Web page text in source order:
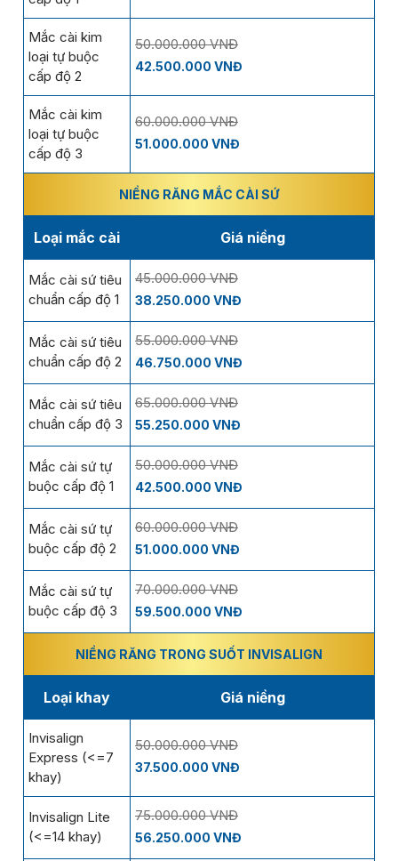
Mắc cài kim
loại tự buộc
cấp độ 2
50.000.000 VNĐ
42.500.000 VNĐ
Mắc cài kim
loại tự buộc
cấp độ 3
60.000.000 VNĐ
51.000.000 VNĐ
NIỀNG RĂNG MẮC CÀI SỨ
Loại mắc cài Giá niềng
Mắc cài sứ tiêu
chuẩn cấp độ 1
45.000.000 VNĐ
38.250.000 VNĐ
Mắc cài sứ tiêu
chuẩn cấp độ 2
55.000.000 VNĐ
46.750.000 VNĐ
Mắc cài sứ tiêu
chuẩn cấp độ 3
65.000.000 VNĐ
55.250.000 VNĐ
Mắc cài sứ tự
buộc cấp độ 1
50.000.000 VNĐ
42.500.000 VNĐ
Mắc cài sứ tự
buộc cấp độ 2
60.000.000 VNĐ
51.000.000 VNĐ
Mắc cài sứ tự
buộc cấp độ 3
70.000.000 VNĐ
59.500.000 VNĐ
NIỀNG RĂNG TRONG SUỐT INVISALIGN
Loại khay Giá niềng
Invisalign
Express (<=7
khay)
50.000.000 VNĐ
37.500.000 VNĐ
Invisalign Lite
(<=14 khay)
75.000.000 VNĐ
56.250.000 VNĐ